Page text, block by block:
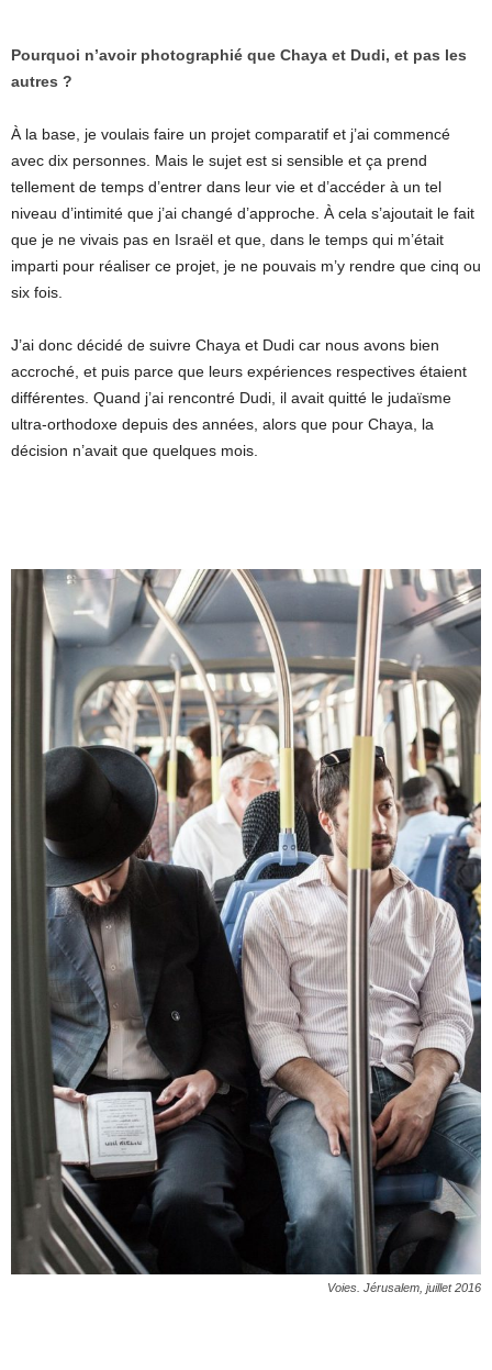
Pourquoi n’avoir photographié que Chaya et Dudi, et pas les
autres ?
À la base, je voulais faire un projet comparatif et j’ai commencé
avec dix personnes. Mais le sujet est si sensible et ça prend
tellement de temps d’entrer dans leur vie et d’accéder à un tel
niveau d’intimité que j’ai changé d’approche. À cela s’ajoutait le fait
que je ne vivais pas en Israël et que, dans le temps qui m’était
imparti pour réaliser ce projet, je ne pouvais m’y rendre que cinq ou
six fois.
J’ai donc décidé de suivre Chaya et Dudi car nous avons bien
accroché, et puis parce que leurs expériences respectives étaient
différentes. Quand j’ai rencontré Dudi, il avait quitté le judaïsme
ultra-orthodoxe depuis des années, alors que pour Chaya, la
décision n’avait que quelques mois.
Voies. Jérusalem, juillet 2016